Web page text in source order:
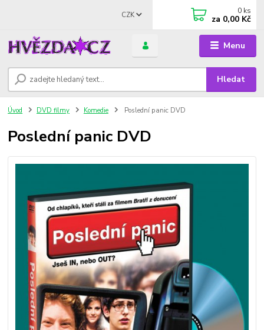
Menu
CZK
Hledat
0 ks
za 0,00 Kč
Úvod DVD filmy Komedie Poslední panic DVD
Poslední panic DVD